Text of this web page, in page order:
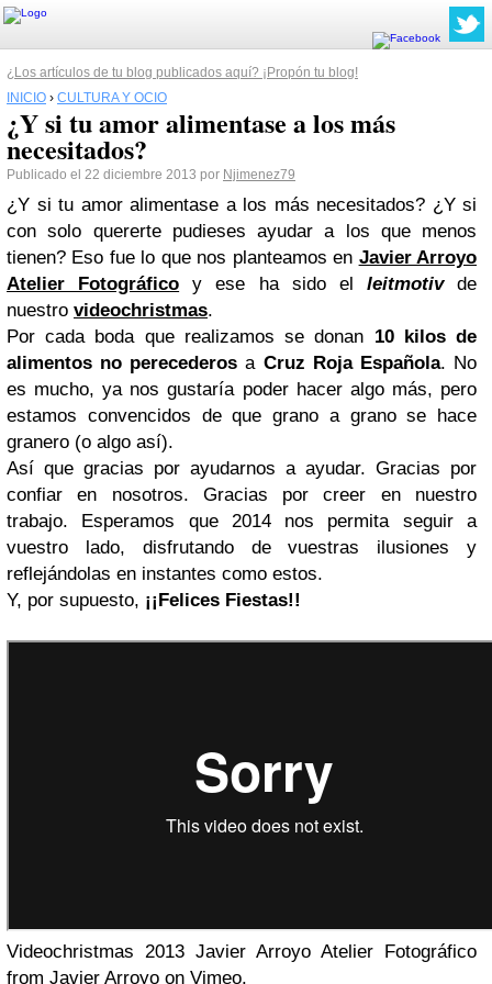
¿Los artículos de tu blog publicados aquí? ¡Propón tu blog!
INICIO › CULTURA Y OCIO
¿Y si tu amor alimentase a los más
necesitados?
Publicado el 22 diciembre 2013 por Njimenez79
¿Y si tu amor alimentase a los más necesitados? ¿Y si
con solo quererte pudieses ayudar a los que menos
tienen? Eso fue lo que nos planteamos en Javier Arroyo
Atelier Fotográfico y ese ha sido el leitmotiv de
nuestro videochristmas.
Por cada boda que realizamos se donan 10 kilos de
alimentos no perecederos a Cruz Roja Española. No
es mucho, ya nos gustaría poder hacer algo más, pero
estamos convencidos de que grano a grano se hace
granero (o algo así).
Así que gracias por ayudarnos a ayudar. Gracias por
confiar en nosotros. Gracias por creer en nuestro
trabajo. Esperamos que 2014 nos permita seguir a
vuestro lado, disfrutando de vuestras ilusiones y
reflejándolas en instantes como estos.
Y, por supuesto, ¡¡Felices Fiestas!!
Videochristmas 2013 Javier Arroyo Atelier Fotográfico
from Javier Arroyo on Vimeo.